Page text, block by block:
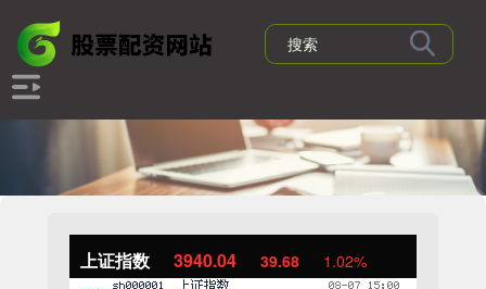
上证指数 3940.04 39.68 1.02%